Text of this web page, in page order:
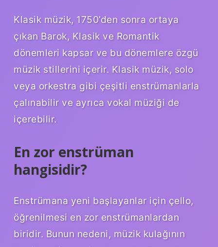
Klasik müzik, 1750’den sonra ortaya
çıkan Barok, Klasik ve Romantik
dönemleri kapsar ve bu dönemlere özgü
müzik stillerini içerir. Klasik müzik, solo
veya orkestra gibi çeşitli enstrümanlarla
çalınabilir ve ayrıca vokal müziği de
içerebilir.
En zor enstrüman
hangisidir?
Enstrümana yeni başlayanlar için çello,
öğrenilmesi en zor enstrümanlardan
biridir. Bunun nedeni, müzik kulağının